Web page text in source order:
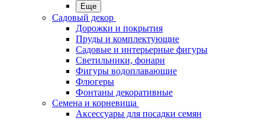
Еще
Садовый декор
Дорожки и покрытия
Пруды и комплектующие
Садовые и интерьерные фигуры
Светильники, фонари
Фигуры водоплавающие
Флюгеры
Фонтаны декоративные
Семена и корневища
Аксессуары для посадки семян